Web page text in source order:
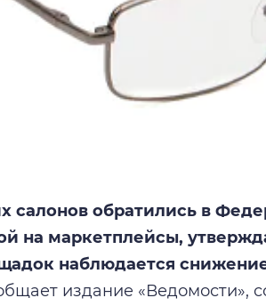
салонов обратились в
на маркетплейсы,
наблюдается
издание «Ведомости»,